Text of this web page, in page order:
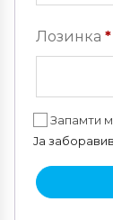
Лозинка *
Запамти
Ја